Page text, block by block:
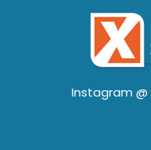
Instagram @